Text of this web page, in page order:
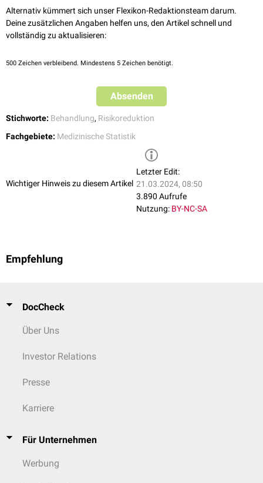
erreicht ist. Abgrenzend hiervon existiert auch die Kennziffer
(numbers needed to screen). Hierbei soll die NNT in Relation zu der
Anzahl an Behandlungen gesetzt werden, ab denen diese für den
Patienten wiederum schädlich werden.
Alternativ kümmert sich unser Flexikon-Redaktionsteam darum.
Deine zusätzlichen Angaben helfen uns, den Artikel schnell und
vollständig zu aktualisieren:
500 Zeichen verbleibend. Mindestens 5 Zeichen benötigt.
Absenden
Stichworte: Behandlung, Risikoreduktion
Fachgebiete: Medizinische Statistik
Wichtiger Hinweis zu diesem Artikel
Letzter Edit:
21.03.2024, 08:50
3.890 Aufrufe
Nutzung: BY-NC-SA
Empfehlung
DocCheck
Über Uns
Investor Relations
Presse
Karriere
Für Unternehmen
Werbung